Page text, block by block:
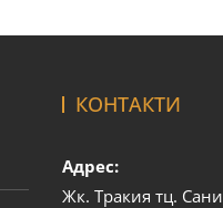
КОНТАКТИ
Адрес:
Жк. Тракия тц. Сани